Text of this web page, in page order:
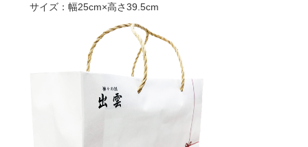
サイズ：幅25cm×高さ39.5cm